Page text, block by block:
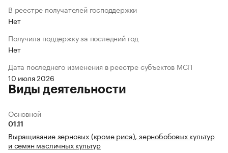
В реестре получателей господдержки
Нет
Получила поддержку за последний год
Нет
Дата последнего изменения в реестре субъектов МСП
10 июля 2026
Виды деятельности
Основной
01.11
Выращивание зерновых (кроме риса), зернобобовых культур
и семян масличных культур